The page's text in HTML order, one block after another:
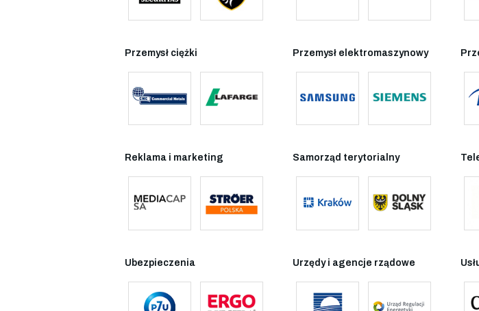
Przemysł ciężki Przemysł elektromaszynowy
Reklama i marketing Samorząd terytorialny
Ubezpieczenia Urzędy i agencje rządowe